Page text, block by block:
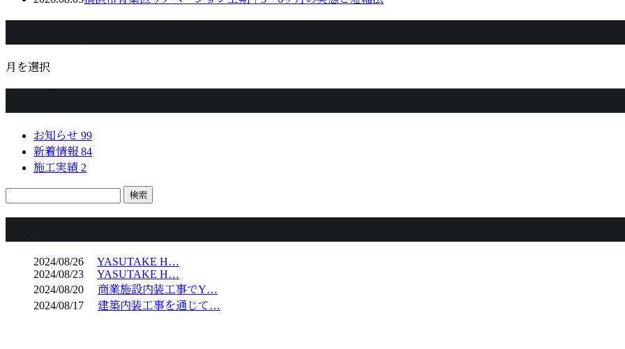
月を選択
お知らせ 99
新着情報 84
施工実績 2
2024/08/26
YASUTAKE H…
2024/08/23
YASUTAKE H…
2024/08/20
商業施設内装工事でY…
2024/08/17
建築内装工事を通じて…